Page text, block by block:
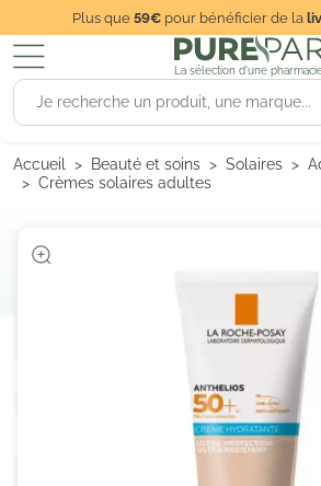
Plus que59€pour bénéficier de la
La sélection d'une
Accueil Beauté et soins Solaires
Crèmes solaires adultes